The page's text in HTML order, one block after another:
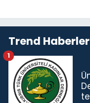
Trend Haberler
1